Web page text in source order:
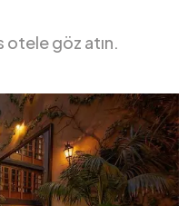
otele göz atın.